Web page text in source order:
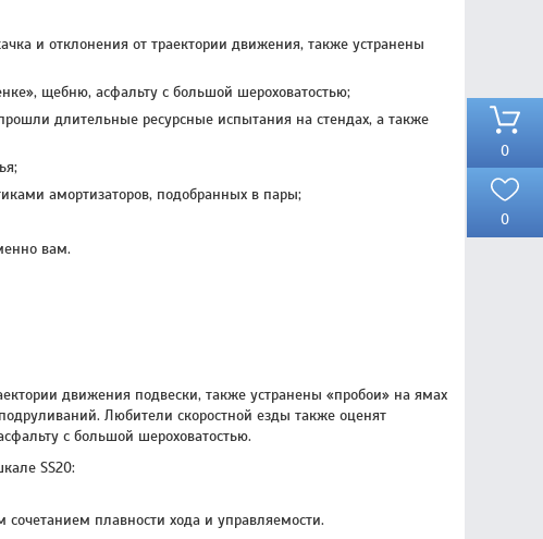
0
0
и отклонения от траектории движения, также устранены
щебню, асфальту с большой шероховатостью;
длительные ресурсные испытания на стендах, а также
амортизаторов, подобранных в пары;
вам.
движения подвески, также устранены «пробои» на ямах
Любители скоростной езды также оценят
с большой шероховатостью.
SS20:
плавности хода и управляемости.